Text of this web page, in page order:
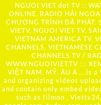
NGUOI VIET dot TV ::
ONLINE, RADIO HẢI
CHƯƠNG TRÌNH ĐÃ PHÁT:
VIETV, NGUOI VIET TV,
VIETNAM AMERICA TV,
CHANNELS, VIETNAMESE
CHANNELS TV /
WWW.NGUOIVIET.TV :::
VIỆT NAM, MỸ, ÂU Á ….is
and organizing videos
and contain only embed
such as filmon ,